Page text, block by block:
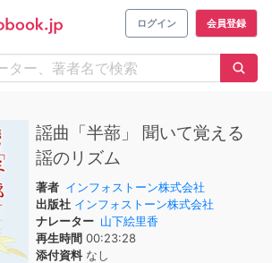
ログイン 会員登録
謡曲「半蔀」 聞いて覚える
謡のリズム
著者 インフォストーン株式会社
出版社 インフォストーン株式会社
ナレーター 山下絵里香
再生時間 00:23:28
添付資料なし